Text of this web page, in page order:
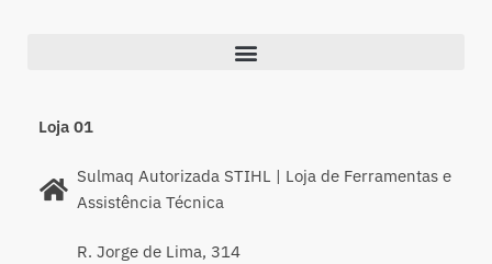
Loja 01
Sulmaq Autorizada STIHL | Loja de Ferramentas e
Assistência Técnica
R. Jorge de Lima, 314